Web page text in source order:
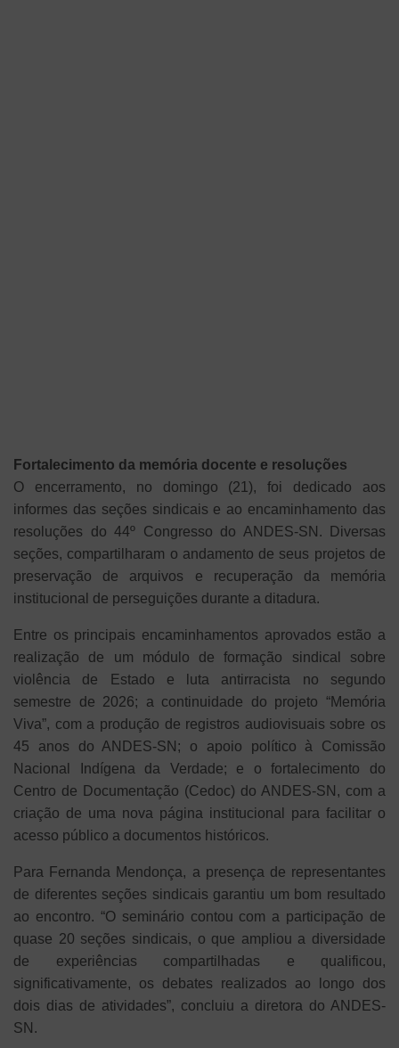
Fortalecimento da memória docente e resoluções
O encerramento, no domingo (21), foi dedicado aos
informes das seções sindicais e ao encaminhamento das
resoluções do 44º Congresso do ANDES-SN. Diversas
seções, compartilharam o andamento de seus projetos de
preservação de arquivos e recuperação da memória
institucional de perseguições durante a ditadura.
Entre os principais encaminhamentos aprovados estão a
realização de um módulo de formação sindical sobre
violência de Estado e luta antirracista no segundo
semestre de 2026; a continuidade do projeto “Memória
Viva”, com a produção de registros audiovisuais sobre os
45 anos do ANDES-SN; o apoio político à Comissão
Nacional Indígena da Verdade; e o fortalecimento do
Centro de Documentação (Cedoc) do ANDES-SN, com a
criação de uma nova página institucional para facilitar o
acesso público a documentos históricos.
Para Fernanda Mendonça, a presença de representantes
de diferentes seções sindicais garantiu um bom resultado
ao encontro. “O seminário contou com a participação de
quase 20 seções sindicais, o que ampliou a diversidade
de experiências compartilhadas e qualificou,
significativamente, os debates realizados ao longo dos
dois dias de atividades”, concluiu a diretora do ANDES-
SN.